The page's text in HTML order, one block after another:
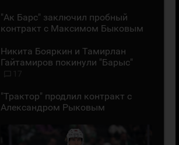
"Ак Барс" заключил пробный
контракт с Максимом Быковым
Никита Бояркин и Тамирлан
Гайтамиров покинули "Барыс"
17
"Трактор" продлил контракт с
Александром Рыковым